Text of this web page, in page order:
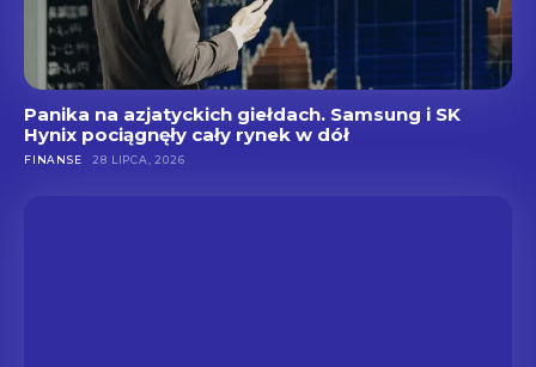
Panika na azjatyckich giełdach. Samsung i SK
Hynix pociągnęły cały rynek w dół
FINANSE 28 LIPCA, 2026